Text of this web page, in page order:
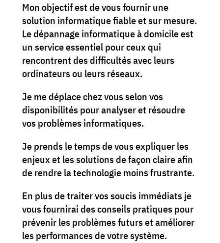
Mon objectif est de vous fournir une
solution informatique fiable et sur mesure.
Le dépannage informatique à domicile est
un service essentiel pour ceux qui
rencontrent des difficultés avec leurs
ordinateurs ou leurs réseaux.
Je me déplace chez vous selon vos
disponibilités pour analyser et résoudre
vos problèmes informatiques.
Je prends le temps de vous expliquer les
enjeux et les solutions de façon claire afin
de rendre la technologie moins frustrante.
En plus de traiter vos soucis immédiats je
vous fournirai des conseils pratiques pour
prévenir les problèmes futurs et améliorer
les performances de votre système.